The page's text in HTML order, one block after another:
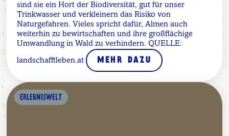
sind sie ein Hort der Biodiversität, gut für unser
Trinkwasser und verkleinern das Risiko von
Naturgefahren. Vieles spricht dafür, Almen auch
weiterhin zu bewirtschaften und ihre großflächige
Umwandlung in Wald zu verhindern. QUELLE:
landschafftleben.at MEHR DAZU
ERLEBNISWELT